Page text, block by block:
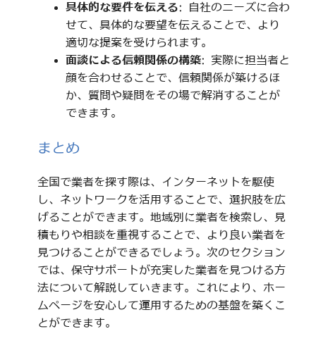
具体的な要件を伝える: 自社のニーズに合わ
せて、具体的な要望を伝えることで、より
適切な提案を受けられます。
面談による信頼関係の構築: 実際に担当者と
顔を合わせることで、信頼関係が築けるほ
か、質問や疑問をその場で解消することが
できます。
まとめ
全国で業者を探す際は、インターネットを駆使
し、ネットワークを活用することで、選択肢を広
げることができます。地域別に業者を検索し、見
積もりや相談を重視することで、より良い業者を
見つけることができるでしょう。次のセクション
では、保守サポートが充実した業者を見つける方
法について解説していきます。これにより、ホー
ムページを安心して運用するための基盤を築くこ
とができます。